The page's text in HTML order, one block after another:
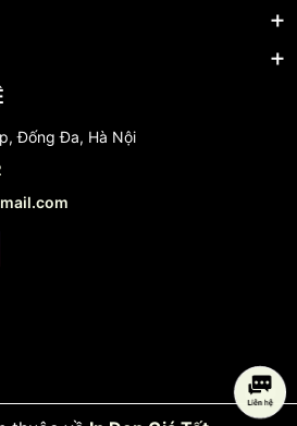
Đống Đa, Hà Nội